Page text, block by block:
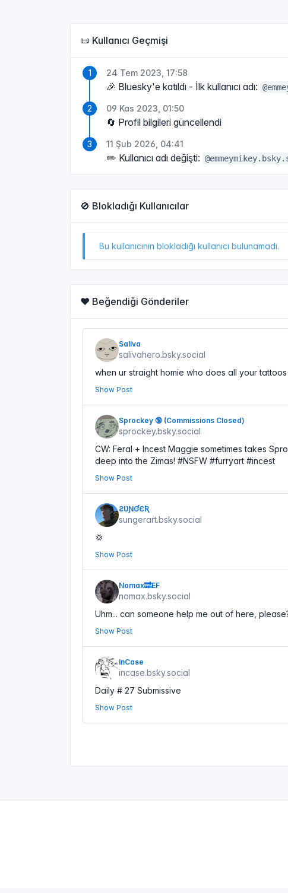
📜 Kullanıcı Geçmişi
24 Tem 2023, 17:58
🎉 Bluesky'e katıldı - İlk kullanıcı adı:
09 Kas 2023, 01:50
🔄 Profil bilgileri güncellendi
11 Şub 2026, 04:41
✏️ Kullanıcı adı değişti:
🚫 Blokladığı Kullanıcılar
Bu kullanıcının blokladığı kullanıcı bulunamadı.
❤️ Beğendiği Gönderiler
Saliva
salivahero.bsky.social
when ur straight homie who does all your
Show Post
Sprockey 🔞 (Commissions Closed)
sprockey.bsky.social
CW: Feral + Incest Maggie sometimes takes
deep into the Zimas! #NSFW #furryart #incest
Show Post
ƧƲƝƓЄƦ
sungerart.bsky.social
💢
Show Post
Nomax🔜EF
nomax.bsky.social
Uhm... can someone help me out of here,
Show Post
InCase
incase.bsky.social
Daily # 27 Submissive
Show Post